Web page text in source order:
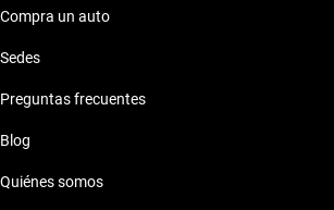
Compra un auto
Sedes
Preguntas frecuentes
Blog
Quiénes somos